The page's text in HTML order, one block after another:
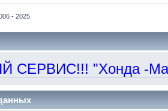
- 2025
СЕРВИС!!! "Хонда -